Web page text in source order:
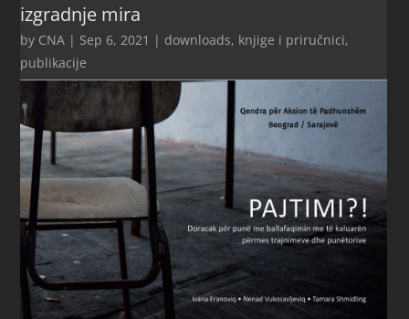
izgradnje mira
by CNA | Sep 6, 2021 | downloads, knjige i priručnici,
publikacije